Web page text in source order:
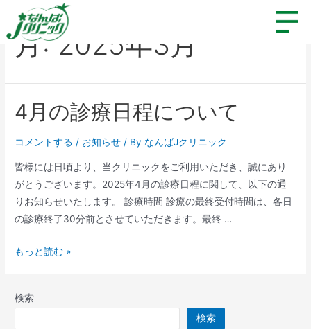
月:2025年3月
4月の診療日程について
コメントする / お知らせ / By なんばJクリニック
皆様には日頃より、当クリニックをご利用いただき、誠にあり
がとうございます。2025年4月の診療日程に関して、以下の通
りお知らせいたします。 診療時間 診療の最終受付時間は、各日
の診療終了30分前とさせていただきます。最終 …
もっと読む »
検索
検索